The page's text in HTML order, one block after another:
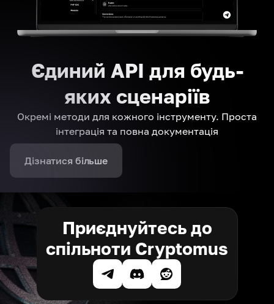
Єдиний API для будь-
яких сценаріїв
Окремі методи для кожного інструменту. Проста
інтеграція та повна документація
Дізнатися більше
Приєднуйтесь до
спільноти Cryptomus